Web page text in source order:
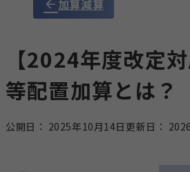
加算減算
【2024年度改定
等配置加算とは？
公開日： 2025年10月14日更新日：